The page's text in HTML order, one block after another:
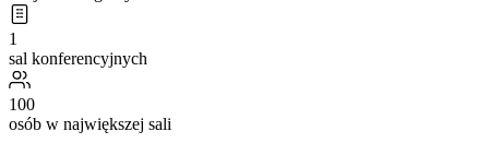
1
sal konferencyjnych
100
osób w największej sali